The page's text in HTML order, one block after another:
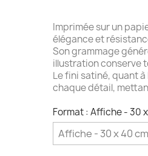
Imprimée sur un
élégance et
Son grammage
illustration conserve
Le fini satiné, quant
chaque détail,
Format : Affiche - 30